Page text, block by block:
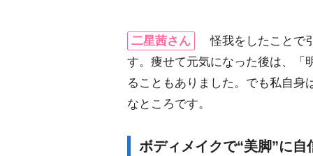
二星茜さん
怪我をしたことで
す。痩せて元気になった後は、「
ることもありました。でも私自身
なところです。
ボディメイクで“美脚”に